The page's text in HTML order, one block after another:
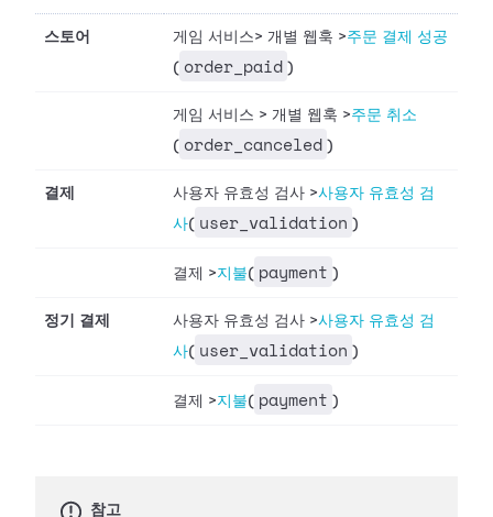
스토어 게임 서비스> 개별 웹훅 >주문 결제 성공
( order_paid )
게임 서비스 > 개별 웹훅 >주문 취소
( order_canceled )
결제 사용자 유효성 검사 >사용자 유효성 검
사( user_validation )
결제 >지불( payment )
정기 결제 사용자 유효성 검사 >사용자 유효성 검
사( user_validation )
결제 >지불( payment )
참고